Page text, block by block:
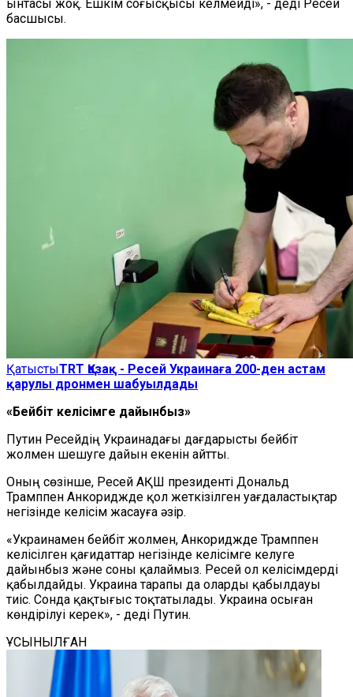
ынтасы жоқ. Ешкім соғысқысы келмейді», - деді Ресей
басшысы.
ҚатыстыTRT Қазақ - Ресей Украинаға 200-ден астам
қарулы дронмен шабуылдады
«Бейбіт келісімге дайынбыз»
Путин Ресейдің Украинадағы дағдарысты бейбіт
жолмен шешуге дайын екенін айтты.
Оның сөзінше, Ресей АҚШ президенті Дональд
Трамппен Анкориджде қол жеткізілген уағдаластықтар
негізінде келісім жасауға әзір.
«Украинамен бейбіт жолмен, Анкориджде Трамппен
келісілген қағидаттар негізінде келісімге келуге
дайынбыз және соны қалаймыз. Ресей ол келісімдерді
қабылдайды. Украина тарапы да оларды қабылдауы
тиіс. Сонда қақтығыс тоқтатылады. Украина осыған
көндірілуі керек», - деді Путин.
ҰСЫНЫЛҒАН